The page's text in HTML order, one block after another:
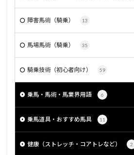
障害馬術（騎乗） 13
馬場馬術（騎乗） 35
騎乗技術（初心者向け） 59
乗馬・馬術・馬業界用語 6
乗馬道具・おすすめ馬具 11
健康（ストレッチ・コアトレなど） 2